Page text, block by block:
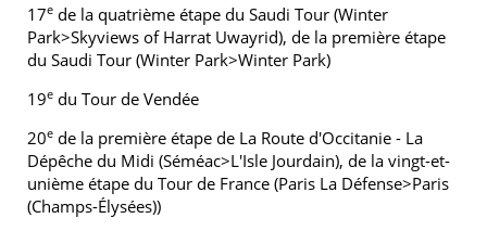
17e de la quatrième étape du Saudi Tour (Winter
Park>Skyviews of Harrat Uwayrid), de la première étape
du Saudi Tour (Winter Park>Winter Park)
19e du Tour de Vendée
20e de la première étape de La Route d'Occitanie - La
Dépêche du Midi (Séméac>L'Isle Jourdain), de la vingt-et-
unième étape du Tour de France (Paris La Défense>Paris
(Champs-Élysées))